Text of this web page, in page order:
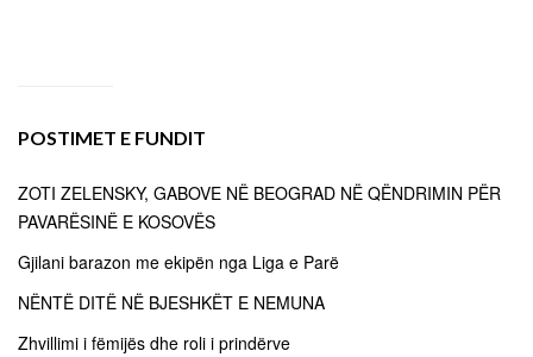
POSTIMET E FUNDIT
ZOTI ZELENSKY, GABOVE NË BEOGRAD NË QËNDRIMIN PËR
PAVARËSINË E KOSOVËS
Gjilani barazon me ekipën nga Liga e Parë
NËNTË DITË NË BJESHKËT E NEMUNA
Zhvillimi i fëmijës dhe roli i prindërve